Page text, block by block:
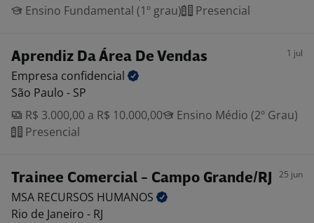
Ensino Fundamental (1º grau)
Presencial
Aprendiz Da Área De Vendas 1 jul
Empresa confidencial
São Paulo - SP
R$ 3.000,00 a R$ 10.000,00
Ensino Médio (2º Grau)
Presencial
Trainee Comercial - Campo Grande/RJ 25 jun
MSA RECURSOS HUMANOS
Rio de Janeiro - RJ